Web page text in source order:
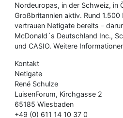
Nordeuropas, in der Schweiz, in
Großbritannien aktiv. Rund
vertrauen Netigate bereits –
McDonald´s Deutschland Inc.,
und CASIO. Weitere
Kontakt
Netigate
René Schulze
LuisenForum, Kirchgasse 2
65185 Wiesbaden
+49 (0) 611 14 10 37 0